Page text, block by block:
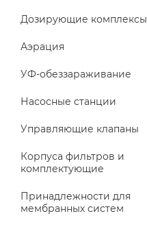
Дозирующие комплексы
Аэрация
УФ-обеззараживание
Насосные станции
Управляющие клапаны
Корпуса фильтров и
комплектующие
Принадлежности для
мембранных систем